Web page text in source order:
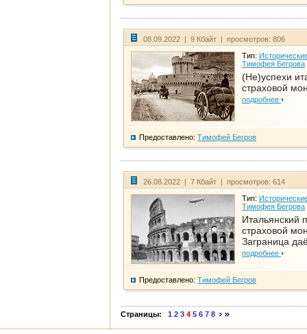
08.09.2022 | 9 Кбайт | просмотров: 806
Тип:
Тимофея Бегрова
(Не)успехи
страховой
подробнее
Предоставлено: Тимофей Бегров
26.08.2022 | 7 Кбайт | просмотров: 614
Тип:
Тимофея Бегрова
Итальянский
страховой
Заграница
подробнее
Предоставлено: Тимофей Бегров
Страницы: 1 2 3 4 5 6 7 8